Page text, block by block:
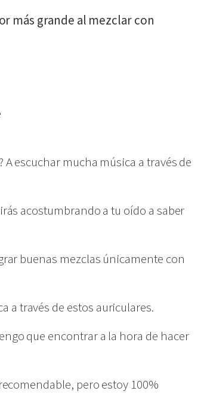
más grande al mezclar con
escuchar mucha música a través de
acostumbrando a tu oído a saber
buenas mezclas únicamente con
a través de estos auriculares.
que encontrar a la hora de hacer
pero estoy 100%